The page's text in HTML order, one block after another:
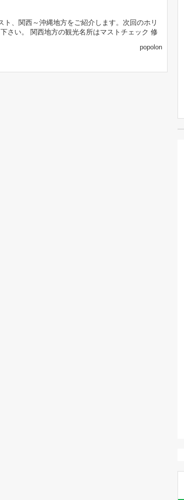
、関西～沖縄地方をご紹介します。次回のホリ
さい。 関西地方の観光名所はマストチェック 修
popolon